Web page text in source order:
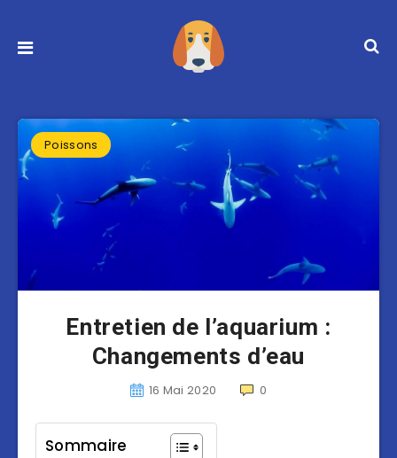
Poissons
Entretien de l’aquarium :
Changements d’eau
16 Mai 2020 0
Sommaire